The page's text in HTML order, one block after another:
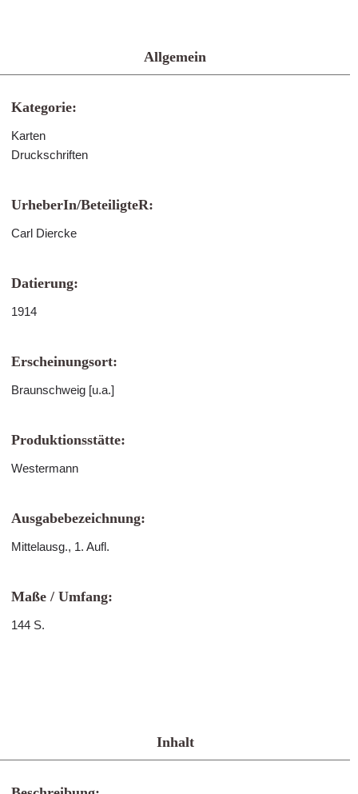
Allgemein
Kategorie:
Karten
Druckschriften
UrheberIn/BeteiligteR:
Carl Diercke
Datierung:
1914
Erscheinungsort:
Braunschweig [u.a.]
Produktionsstätte:
Westermann
Ausgabebezeichnung:
Mittelausg., 1. Aufl.
Maße / Umfang:
144 S.
Inhalt